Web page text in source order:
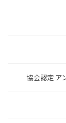
協会認定 ア